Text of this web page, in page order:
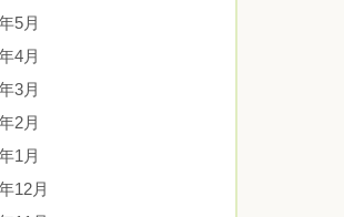
5月
4月
3月
2月
1月
12月